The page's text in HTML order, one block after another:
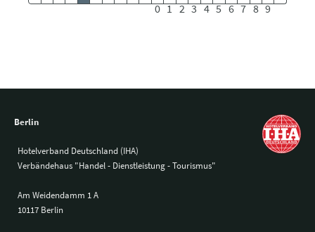
0 1 2 3 4 5 6 7 8 9
Berlin
Hotelverband Deutschland (IHA)
Verbändehaus "Handel - Dienstleistung - Tourismus"
Am Weidendamm 1 A
10117 Berlin